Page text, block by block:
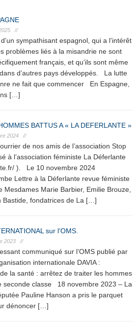
//
sympathisant espagnol, qui a l’intérêt
problèmes liés à la misandrie ne sont
français, et qu’ils sont même
d’autres pays développés. La lutte
ne fait que commencer En Espagne,
[…]
BATTUS A « LA DEFERLANTE »
2024 //
de nos amis de l’association Stop
à l’association féministe La Déferlante
). Le 10 novembre 2024
Lettre à la Déferlante revue féministe
Mesdames Marie Barbier, Emilie Brouze,
Bastide, fondatrices de La […]
sur l’OMS.
2023 //
communiqué sur l’OMS publié par
internationale DAVIA :
la santé : arrêtez de traiter les hommes
seconde classe 18 novembre 2023 – La
Pauline Hanson a pris le parquet
dénoncer […]